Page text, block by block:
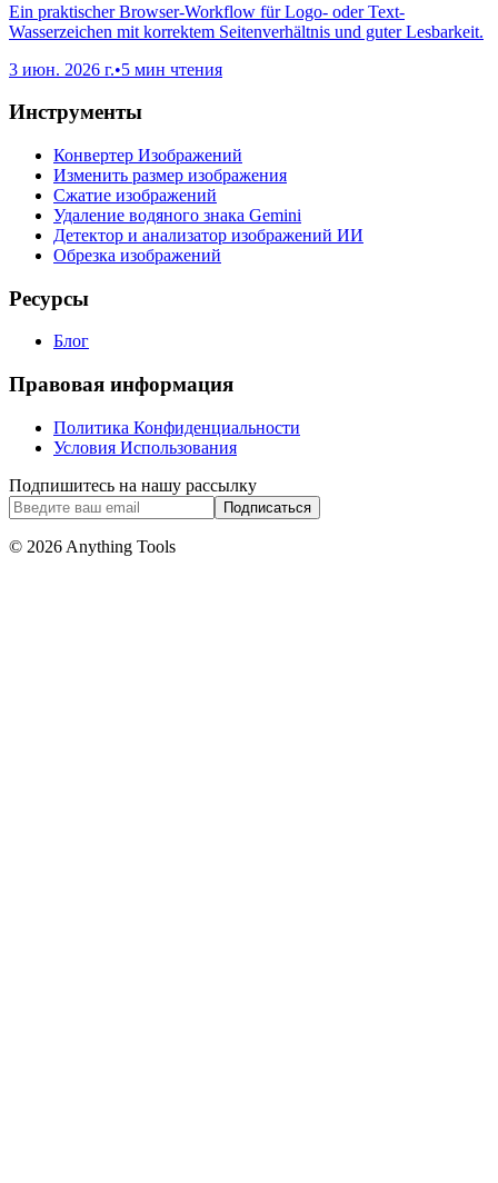
Ein praktischer Browser-Workflow für Logo- oder Text-
Wasserzeichen mit korrektem Seitenverhältnis und guter Lesbarkeit.
3 июн. 2026 г.•5 мин чтения
Инструменты
Конвертер Изображений
Изменить размер изображения
Сжатие изображений
Удаление водяного знака Gemini
Детектор и анализатор изображений ИИ
Обрезка изображений
Ресурсы
Блог
Правовая информация
Политика Конфиденциальности
Условия Использования
Подпишитесь на нашу рассылку
Подписаться
© 2026 Anything Tools